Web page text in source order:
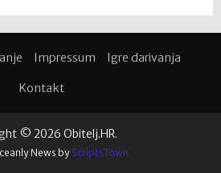
Impressum Igre darivanja
Kontakt
© 2026 Obitelj.HR.
News by ScriptsTown